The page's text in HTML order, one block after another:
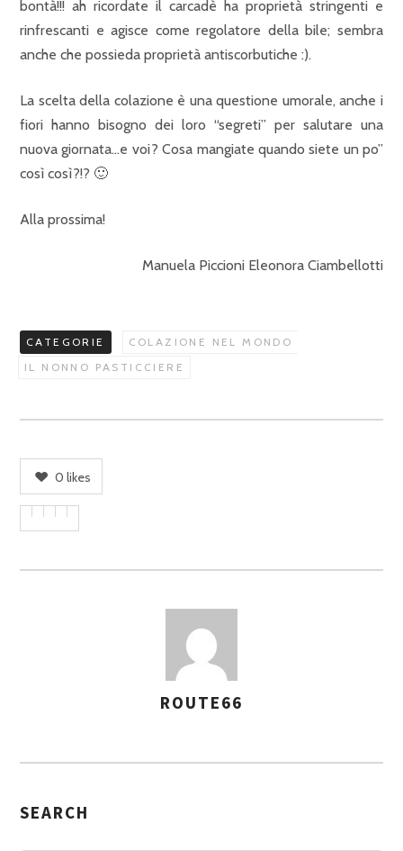
bontà!!! ah ricordate il carcadè ha proprietà stringenti e
rinfrescanti e agisce come regolatore della bile; sembra
anche che possieda proprietà antiscorbutiche :).
La scelta della colazione è una questione umorale, anche i
fiori hanno bisogno dei loro “segreti” per salutare una
nuova giornata…e voi? Cosa mangiate quando siete un po”
così così?!? 🙂
Alla prossima!
Manuela Piccioni Eleonora Ciambellotti
CATEGORIE
COLAZIONE NEL MONDO
IL NONNO PASTICCIERE
0 likes
S
G
ROUTE66
SEARCH